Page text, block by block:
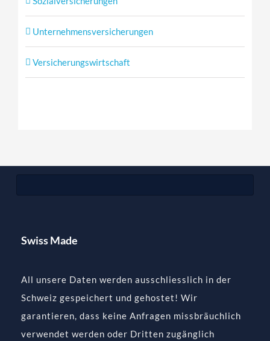
Unternehmensversicherungen
Versicherungswirtschaft
Swiss Made
All unsere Daten werden ausschliesslich in der
Schweiz gespeichert und gehostet! Wir
garantieren, dass keine Anfragen missbräuchlich
verwendet werden oder Dritten zugänglich